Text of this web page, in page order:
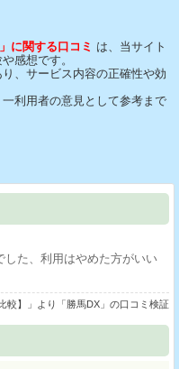
に関する口コミ は、当サイト
感想です。
、サービス内容の正確性や効
利用者の意見として参考まで
した、利用はやめた方がいい
較】」より「勝馬DX」の口コミ検証